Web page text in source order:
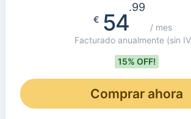
€54
.99
/ mes
Facturado anualmente (sin
15% OFF!
Comprar ahora